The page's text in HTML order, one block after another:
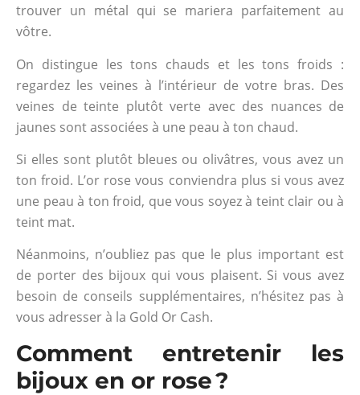
trouver un métal qui se mariera parfaitement au
vôtre.
On distingue les tons chauds et les tons froids :
regardez les veines à l’intérieur de votre bras. Des
veines de teinte plutôt verte avec des nuances de
jaunes sont associées à une peau à ton chaud.
Si elles sont plutôt bleues ou olivâtres, vous avez un
ton froid. L’or rose vous conviendra plus si vous avez
une peau à ton froid, que vous soyez à teint clair ou à
teint mat.
Néanmoins, n’oubliez pas que le plus important est
de porter des bijoux qui vous plaisent. Si vous avez
besoin de conseils supplémentaires, n’hésitez pas à
vous adresser à la Gold Or Cash.
Comment entretenir les
bijoux en or rose ?